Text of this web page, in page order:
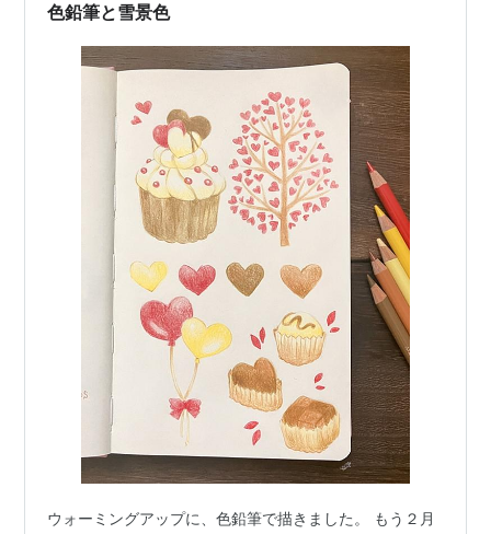
色鉛筆と雪景色
ウォーミングアップに、色鉛筆で描きました。 もう２月